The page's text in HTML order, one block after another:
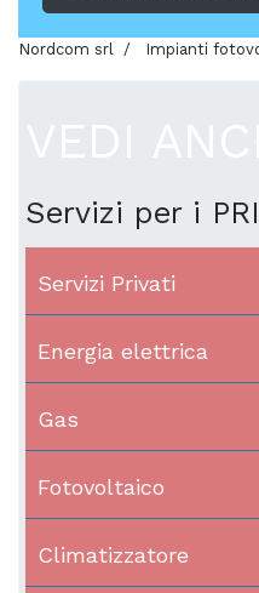
Nordcom srl Impianti
Servizi per i
Servizi Privati
Energia elettrica
Gas
Fotovoltaico
Climatizzatore